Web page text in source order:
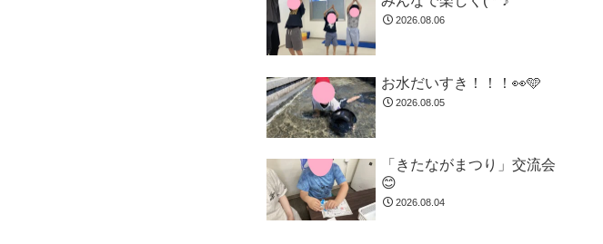
2026.08.06
お水だいすき！！！👀🩵
2026.08.05
「きたながまつり」交流会
😊
2026.08.04